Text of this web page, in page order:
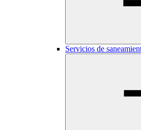
Servicios de